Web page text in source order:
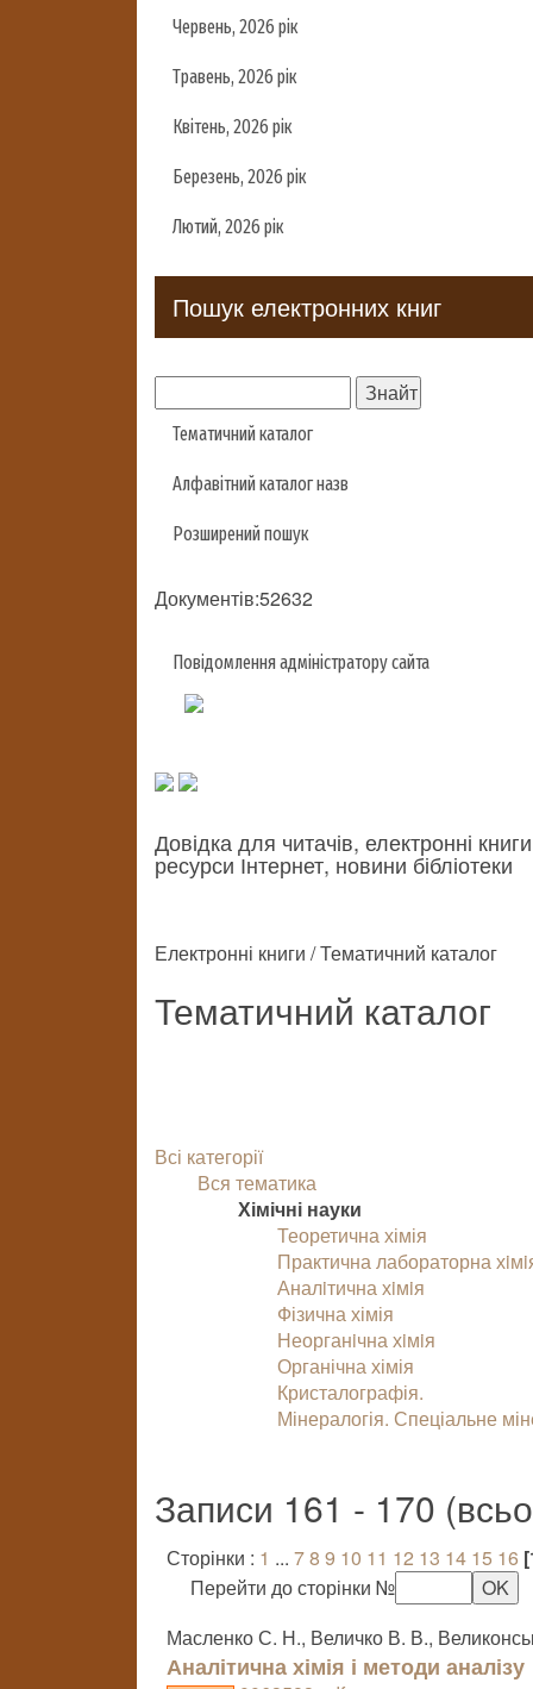
Червень, 2026 рік
Травень, 2026 рік
Квітень, 2026 рік
Березень, 2026 рік
Лютий, 2026 рік
Пошук електронних книг
Тематичний каталог
Алфавітний каталог назв
Розширений пошук
Документів:52632
Повідомлення адміністратору сайта
Довідка для читачів, електронні
ресурси Інтернет, новини бібліотеки
Електронні книги / Тематичний каталог
Тематичний каталог
Всі категорії
Вся тематика
Хімічні науки
Теоретична хімія
Практична лабораторна
Аналiтична хiмiя
Фізична хімія
Неорганiчна хiмiя
Органічна хімія
Кристалографія.
Мінералогія. Спеціальне
Записи 161 - 170
Сторінки : 1 ... 78 9 10 11 12 13 14 15 16
Перейти до сторінки №
Масленко С. Н., Величко В. В.,
Аналітична хімія і методи аналізу